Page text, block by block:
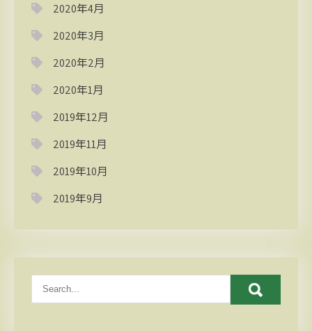
2020年4月
2020年3月
2020年2月
2020年1月
2019年12月
2019年11月
2019年10月
2019年9月